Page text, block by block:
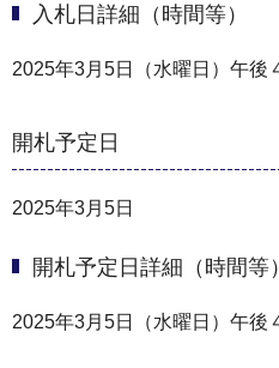
入札日詳細（時間等）
2025年3月5日（水曜日）午後
開札予定日
2025年3月5日
開札予定日詳細（時間等）
2025年3月5日（水曜日）午後